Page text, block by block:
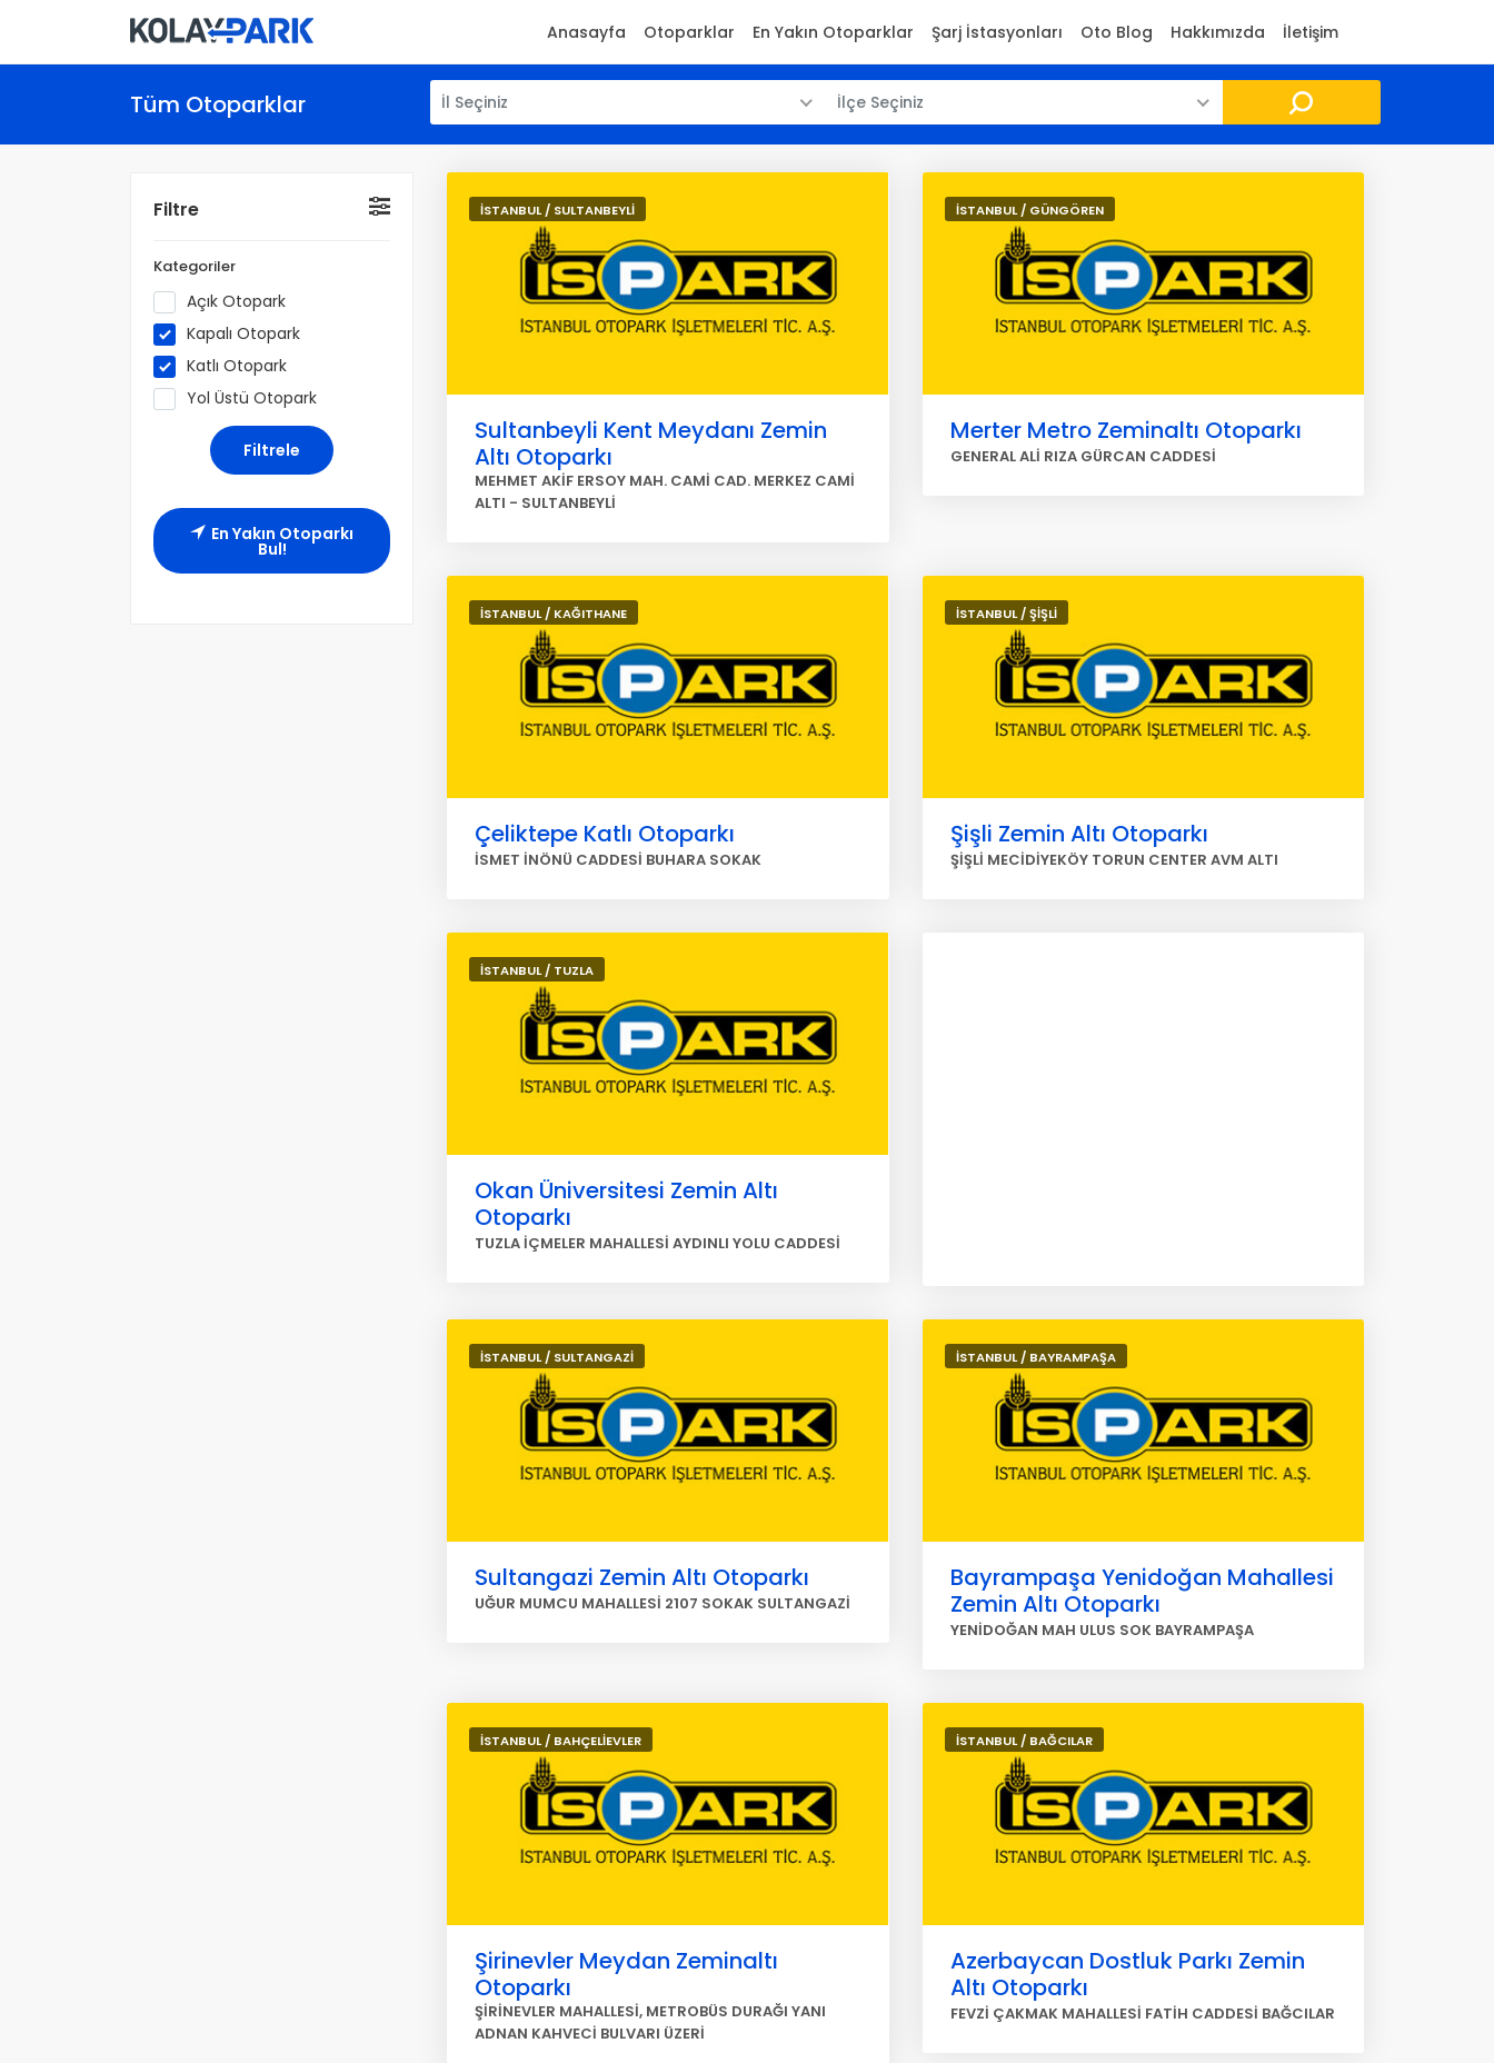
Anasayfa Otoparklar En Yakın Otoparklar Şarj İstasyonları Oto Blog Hakkımızda İletişim
Tüm Otoparklar İl Seçiniz İlçe Seçiniz
Filtre
Kategoriler
Açık Otopark
Kapalı Otopark
Katlı Otopark
Yol Üstü Otopark
En Yakın Otoparkı
Bul!
İSTANBUL / SULTANBEYLİ
Sultanbeyli Kent Meydanı Zemin
Altı Otoparkı
MEHMET AKİF ERSOY MAH. CAMİ CAD. MERKEZ CAMİ
ALTI - SULTANBEYLİ
İSTANBUL / GÜNGÖREN
Merter Metro Zeminaltı Otoparkı
GENERAL ALİ RIZA GÜRCAN CADDESİ
İSTANBUL / KAĞITHANE
Çeliktepe Katlı Otoparkı
İSMET İNÖNÜ CADDESİ BUHARA SOKAK
İSTANBUL / ŞİŞLİ
Şişli Zemin Altı Otoparkı
ŞİŞLİ MECİDİYEKÖY TORUN CENTER AVM ALTI
İSTANBUL / TUZLA
Okan Üniversitesi Zemin Altı
Otoparkı
TUZLA İÇMELER MAHALLESİ AYDINLI YOLU CADDESİ
İSTANBUL / SULTANGAZİ
Sultangazi Zemin Altı Otoparkı
UĞUR MUMCU MAHALLESİ 2107 SOKAK SULTANGAZİ
İSTANBUL / BAYRAMPAŞA
Bayrampaşa Yenidoğan Mahallesi
Zemin Altı Otoparkı
YENİDOĞAN MAH ULUS SOK BAYRAMPAŞA
İSTANBUL / BAHÇELİEVLER
Şirinevler Meydan Zeminaltı
Otoparkı
ŞİRİNEVLER MAHALLESİ, METROBÜS DURAĞI YANI
ADNAN KAHVECİ BULVARI ÜZERİ
İSTANBUL / BAĞCILAR
Azerbaycan Dostluk Parkı Zemin
Altı Otoparkı
FEVZİ ÇAKMAK MAHALLESİ FATİH CADDESİ BAĞCILAR